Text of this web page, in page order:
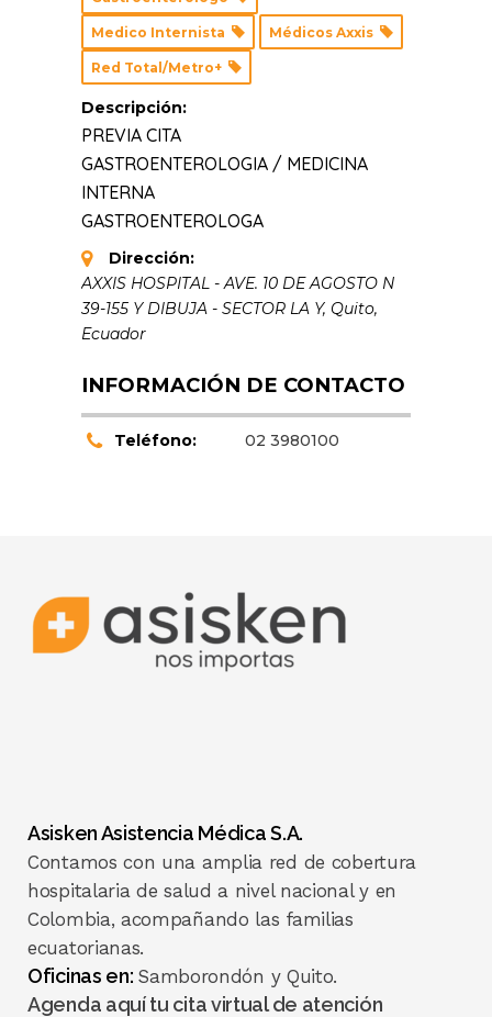
Medico Internista Médicos Axxis
Red Total/Metro+
Descripción:
PREVIA CITA
GASTROENTEROLOGIA / MEDICINA
INTERNA
GASTROENTEROLOGA
Dirección:
AXXIS HOSPITAL - AVE. 10 DE AGOSTO N
39-155 Y DIBUJA - SECTOR LA Y, Quito,
Ecuador
INFORMACIÓN DE CONTACTO
Teléfono: 02 3980100
Asisken Asistencia Médica S.A.
Contamos con una amplia red de cobertura
hospitalaria de salud a nivel nacional y en
Colombia, acompañando las familias
ecuatorianas.
Oficinas en: Samborondón y Quito.
Agenda aquí tu cita virtual de atención